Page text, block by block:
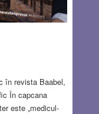
17 COMMENTS
în revista Baabel,
În capcana
este „medicul-